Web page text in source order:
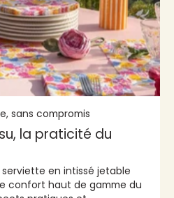
sans compromis
la praticité du
en intissé jetable
confort haut de gamme du